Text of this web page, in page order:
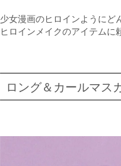
少女漫画のヒロインようにど
ヒロインメイクのアイテム
ロング＆カールマス